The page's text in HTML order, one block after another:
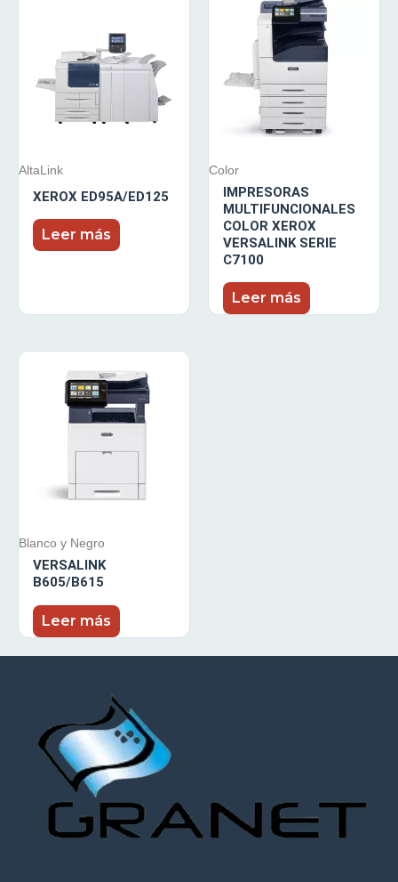
AltaLink
XEROX ED95A/ED125
Leer más
Color
IMPRESORAS
MULTIFUNCIONALES
COLOR XEROX
VERSALINK SERIE
C7100
Leer más
Blanco y Negro
VERSALINK
B605/B615
Leer más